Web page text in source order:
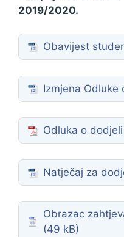
2019/2020.
Obavijest
Izmjena Odluke
Odluka o
Natječaj za
Obrazac